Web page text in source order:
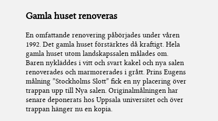
Gamla huset renoveras
En omfattande renovering påbörjades under våren
1992. Det gamla huset förstärktes dåkraftigt. Hela
gamla huset utom landskapssalen målades om.
Baren nykläddes i vitt och svart kakel och nya salen
renoverades och marmorerades i grått. Prins Eugens
målning ”Stockholms Slott” fick en ny placering över
trappan upp till Nya salen. Originalmålningen har
senare deponerats hos Uppsala universitet och över
trappan hänger nu en kopia.